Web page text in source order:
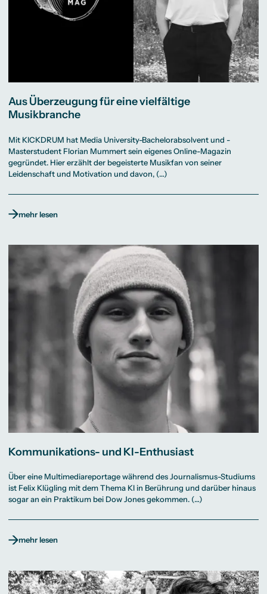
Aus Überzeugung für eine vielfältige
Musikbranche
Mit KICKDRUM hat Media University-Bachelorabsolvent und -
Masterstudent Florian Mummert sein eigenes Online-Magazin
gegründet. Hier erzählt der begeisterte Musikfan von seiner
Leidenschaft und Motivation und davon, (…)
mehr lesen
Kommunikations- und KI-Enthusiast
Über eine Multimediareportage während des Journalismus-Studiums
ist Felix Klügling mit dem Thema KI in Berührung und darüber hinaus
sogar an ein Praktikum bei Dow Jones gekommen. (…)
mehr lesen